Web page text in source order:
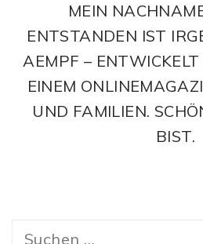
MEIN
ENTSTANDEN IST
AEMPF –
EINEM
UND FAMILIEN.
BIST.
Suchen